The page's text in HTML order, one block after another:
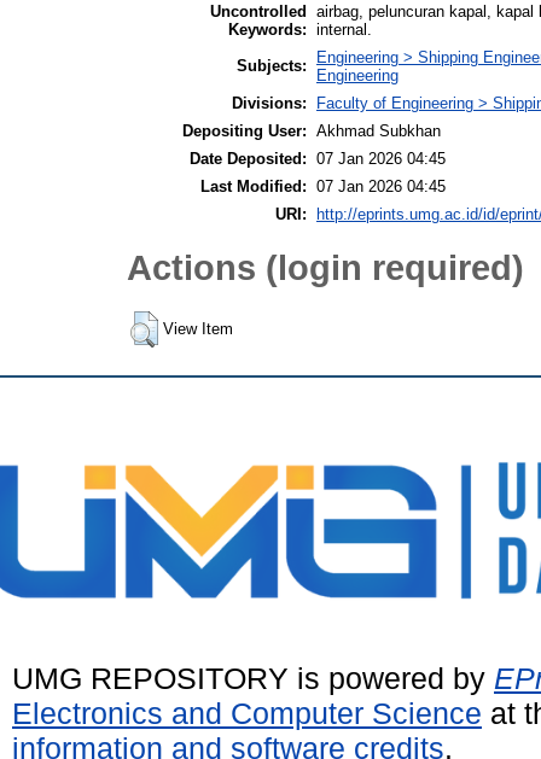
Uncontrolled
Keywords:
airbag, peluncuran kapal,
internal.
Subjects:
Engineering > Shipping
Engineering
Divisions:
Faculty of Engineering >
Depositing User: Akhmad Subkhan
Date Deposited: 07 Jan 2026 04:45
Last Modified: 07 Jan 2026 04:45
URI:
http://eprints.umg.ac.id/id/
Actions (login required)
View Item
UMG REPOSITORY is powered by
Electronics and Computer Science at
information and software credits.